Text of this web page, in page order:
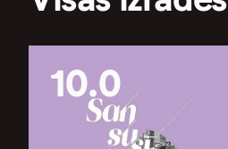
10.0